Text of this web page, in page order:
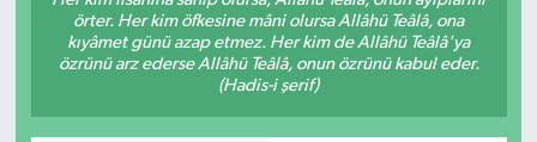
örter. Her kim öfkesine mâni olursa Allâhü Teâlâ, ona
kıyâmet günü azap etmez. Her kim de Allâhü Teâlâ'ya
özrünü arz ederse Allâhü Teâlâ, onun özrünü kabul eder.
(Hadis-i şerif)